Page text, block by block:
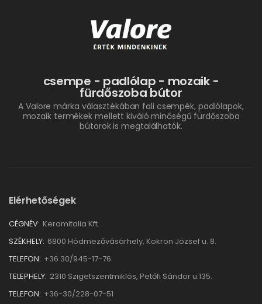
csempe - padlólap - mozaik -
fürdőszoba bútor
A Valore márka választékában fali csempék, padlólapok,
mozaik termékek mellett kiváló minőségű fürdőszoba
bútorok is megtalálhatók.
Elérhetőségek
CÉGNÉV: Keramitalia Kft.
SZÉKHELY: 6800 Hódmezővásárhely, Kokron József u. 8.
TELEFON: +36 30/945-17-76
TELEPHELY: 2310 Szigetszentmiklós, Petőfi Sándor u.135.
TELEFON: +36-30/228-07-51